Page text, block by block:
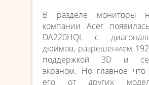
В разделе мониторы
компании Acer
DA220HQL с
дюймов, разрешением
поддержкой 3D и
экраном. Но главное что
его от других